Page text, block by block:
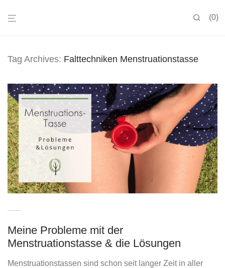
0
Tag Archives: Falttechniken Menstruationstasse
Meine Probleme mit der
Menstruationstasse & die Lösungen
Menstruationstassen sind schon seit langer Zeit in aller